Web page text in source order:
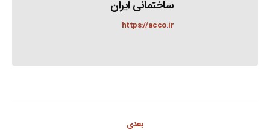
ساختمانی ایران
https://acco.ir
بعدی